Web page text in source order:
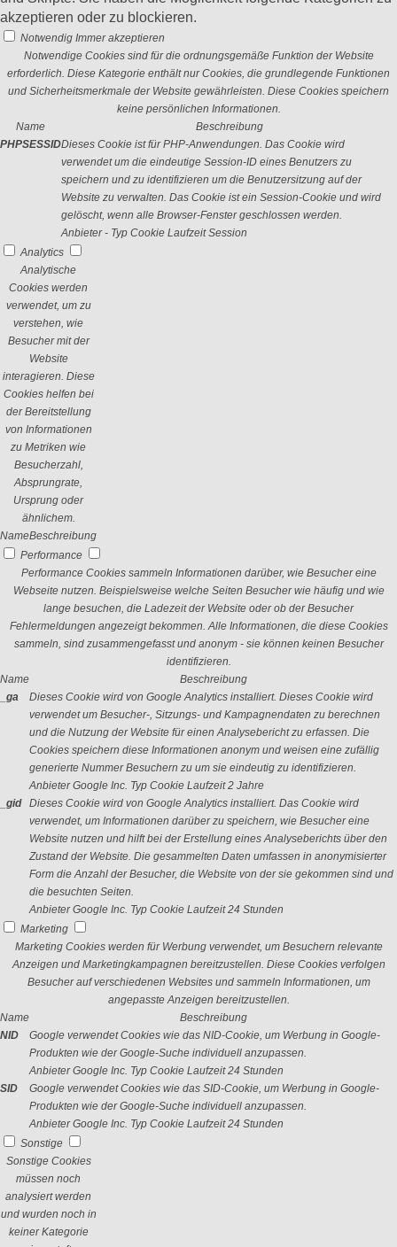
akzeptieren oder zu blockieren.
Notwendig Immer akzeptieren
Notwendige Cookies sind für die ordnungsgemäße Funktion der Website
erforderlich. Diese Kategorie enthält nur Cookies, die grundlegende Funktionen
und Sicherheitsmerkmale der Website gewährleisten. Diese Cookies speichern
keine persönlichen Informationen.
Name
Beschreibung
PHPSESSIDDieses Cookie ist für PHP-Anwendungen. Das Cookie wird
verwendet um die eindeutige Session-ID eines Benutzers zu
speichern und zu identifizieren um die Benutzersitzung auf der
Website zu verwalten. Das Cookie ist ein Session-Cookie und wird
gelöscht, wenn alle Browser-Fenster geschlossen werden.
Anbieter - Typ Cookie Laufzeit Session
Analytics
Analytische
Cookies werden
verwendet, um zu
verstehen, wie
Besucher mit der
Website
interagieren. Diese
Cookies helfen bei
der Bereitstellung
von Informationen
zu Metriken wie
Besucherzahl,
Absprungrate,
Ursprung oder
ähnlichem.
NameBeschreibung
Performance
Performance Cookies sammeln Informationen darüber, wie Besucher eine
Webseite nutzen. Beispielsweise welche Seiten Besucher wie häufig und wie
lange besuchen, die Ladezeit der Website oder ob der Besucher
Fehlermeldungen angezeigt bekommen. Alle Informationen, die diese Cookies
sammeln, sind zusammengefasst und anonym - sie können keinen Besucher
identifizieren.
Name
Beschreibung
_ga
Dieses Cookie wird von Google Analytics installiert. Dieses Cookie wird
verwendet um Besucher-, Sitzungs- und Kampagnendaten zu berechnen
und die Nutzung der Website für einen Analysebericht zu erfassen. Die
Cookies speichern diese Informationen anonym und weisen eine zufällig
generierte Nummer Besuchern zu um sie eindeutig zu identifizieren.
Anbieter Google Inc. Typ Cookie Laufzeit 2 Jahre
_gid
Dieses Cookie wird von Google Analytics installiert. Das Cookie wird
verwendet, um Informationen darüber zu speichern, wie Besucher eine
Website nutzen und hilft bei der Erstellung eines Analyseberichts über den
Zustand der Website. Die gesammelten Daten umfassen in anonymisierter
Form die Anzahl der Besucher, die Website von der sie gekommen sind und
die besuchten Seiten.
Anbieter Google Inc. Typ Cookie Laufzeit 24 Stunden
Marketing
Marketing Cookies werden für Werbung verwendet, um Besuchern relevante
Anzeigen und Marketingkampagnen bereitzustellen. Diese Cookies verfolgen
Besucher auf verschiedenen Websites und sammeln Informationen, um
angepasste Anzeigen bereitzustellen.
Name
Beschreibung
NID
Google verwendet Cookies wie das NID-Cookie, um Werbung in Google-
Produkten wie der Google-Suche individuell anzupassen.
Anbieter Google Inc. Typ Cookie Laufzeit 24 Stunden
SID
Google verwendet Cookies wie das SID-Cookie, um Werbung in Google-
Produkten wie der Google-Suche individuell anzupassen.
Anbieter Google Inc. Typ Cookie Laufzeit 24 Stunden
Sonstige
Sonstige Cookies
müssen noch
analysiert werden
und wurden noch in
keiner Kategorie